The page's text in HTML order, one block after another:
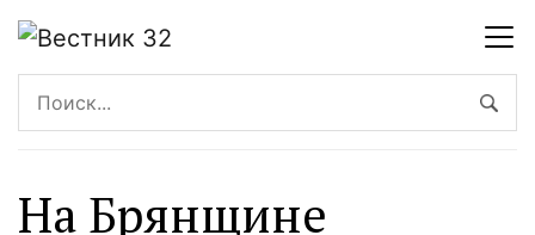
На Брянщине